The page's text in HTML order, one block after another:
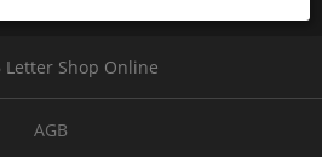
Shop Online
AGB